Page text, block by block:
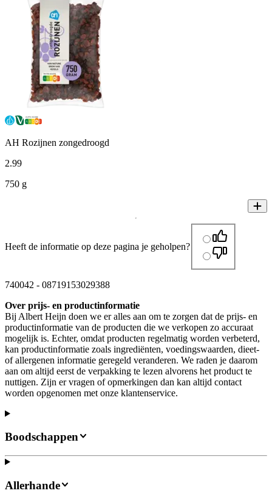
AH Rozijnen zongedroogd
2.99
750 g
Heeft de informatie op deze pagina je geholpen?
740042 - 08719153029388
Over prijs- en productinformatie
Bij Albert Heijn doen we er alles aan om te zorgen dat de prijs- en
productinformatie van de producten die we verkopen zo accuraat
mogelijk is. Echter, omdat producten regelmatig worden verbeterd,
kan productinformatie zoals ingrediënten, voedingswaarden, dieet-
of allergenen informatie geregeld veranderen. We raden je daarom
aan om altijd eerst de verpakking te lezen alvorens het product te
nuttigen. Zijn er vragen of opmerkingen dan kan altijd contact
worden opgenomen met onze klantenservice.
Boodschappen
Allerhande